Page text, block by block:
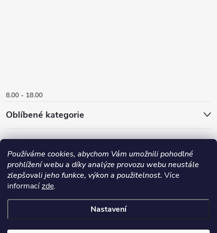
Používáme cookies, abychom Vám umožnili pohodlné
prohlížení webu a díky analýze provozu webu neustále
zlepšovali jeho funkce, výkon a použitelnost. Více
informacízde.
Nastavení
8.00 - 18.00
Oblíbené kategorie
Copyright 2026
cookies